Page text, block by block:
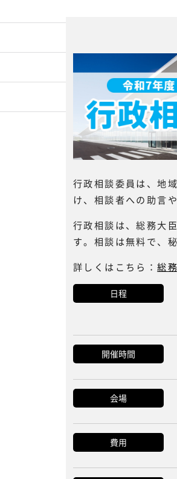
行政相談委員は、地
け、相談者への助言
行政相談は、総務大
す。相談は無料で、
詳しくはこちら：総
日程
開催時間
会場
費用